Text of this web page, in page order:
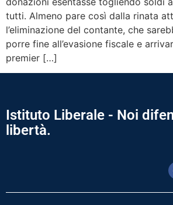
tutti. Almeno pare così dalla rinata
l’eliminazione del contante, che
porre fine all’evasione fiscale e
premier […]
Istituto Liberale - Noi
libertà.